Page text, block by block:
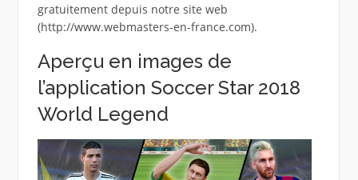
gratuitement depuis notre site web
(http://www.webmasters-en-france.com).
Aperçu en images de
l’application Soccer Star 2018
World Legend